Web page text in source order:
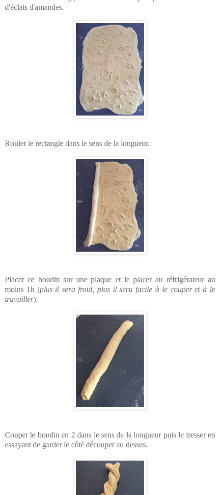
d'éclats d'amandes.
Rouler le rectangle dans le sens de la longueur.
Placer ce boudin sur une plaque et le placer au réfrigérateur au
moins 1h (plus il sera froid, plus il sera facile à le couper et à le
travailler).
Couper le boudin en 2 dans le sens de la longueur puis le tresser en
essayant de garder le côté découper au dessus.